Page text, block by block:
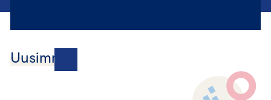
Uusimmat